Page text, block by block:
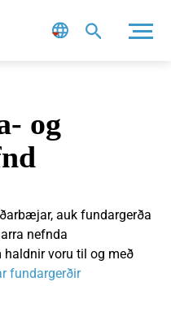
og
auk fundargerða
nefnda
voru til og með
fundargerðir